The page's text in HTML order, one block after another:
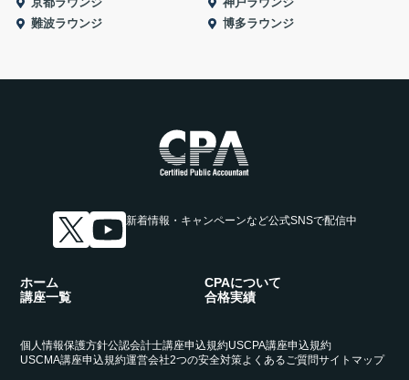
難波ラウンジ
博多ラウンジ
新着情報・キャンペーンなど公式SNSで配信中
ホーム
CPAについて
講座一覧
合格実績
個人情報保護方針公認会計士講座申込規約USCPA講座申込規約
USCMA講座申込規約運営会社2つの安全対策よくあるご質問サイトマップ